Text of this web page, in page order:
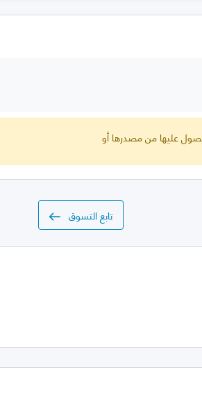
عليها من مصدرها أو
تابع التسوق